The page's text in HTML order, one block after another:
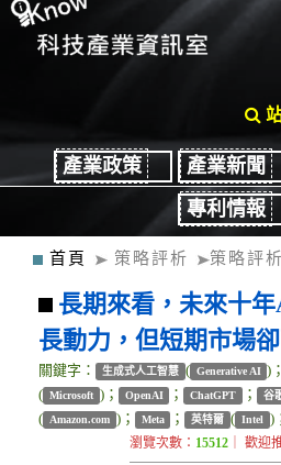
產業政策 產業新聞
專利情報
首頁 策略評析 策略評析
長期來看，未來十
長動力，但短期市場
關鍵字： 生成式人工智慧 ( Generative AI )
( Microsoft )； OpenAI ； ChatGPT ； 谷
( Amazon.com )； Meta ； 英特爾 ( Intel )
瀏覽次數： 15512 ｜ 歡迎